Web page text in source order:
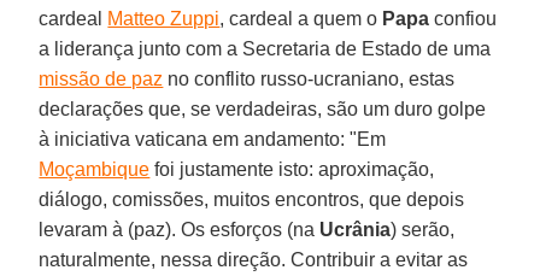
cardeal Matteo Zuppi, cardeal a quem o Papa confiou
a liderança junto com a Secretaria de Estado de uma
missão de paz no conflito russo-ucraniano, estas
declarações que, se verdadeiras, são um duro golpe
à iniciativa vaticana em andamento: "Em
Moçambique foi justamente isto: aproximação,
diálogo, comissões, muitos encontros, que depois
levaram à (paz). Os esforços (na Ucrânia) serão,
naturalmente, nessa direção. Contribuir a evitar as